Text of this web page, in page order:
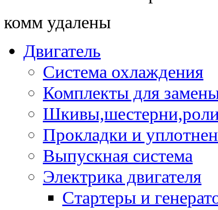
комм удалены
Двигатель
Система охлаждения
Комплекты для
Прокладки и
Выпускная система
Электрика двигателя
Стартеры и